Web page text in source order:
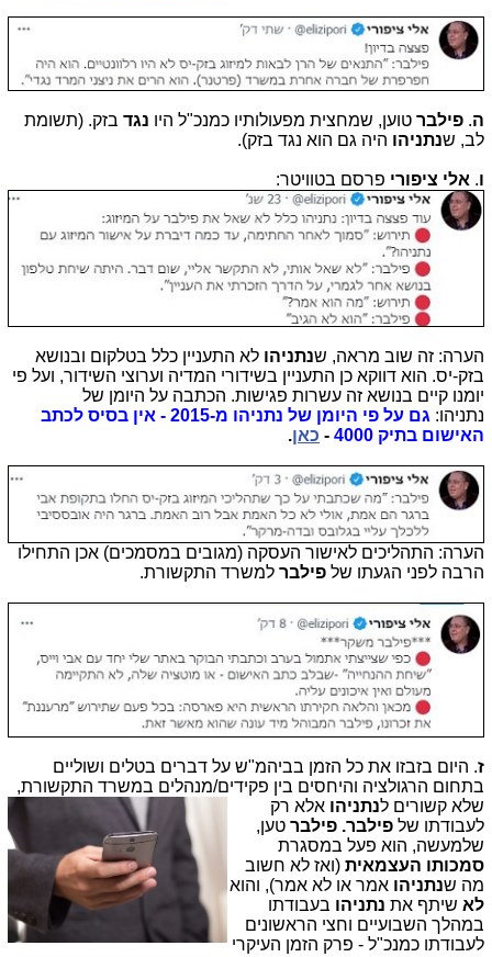
ה. פילבר טוען, שמחצית מפעולותיו כמנכ"ל היו נגד בזק. (תשומת
לב, שנתניהו היה גם הוא נגד בזק).
ו. אלי ציפורי פרסם בטוויטר:
הערה: זה שוב מראה, שנתניהו לא התעניין כלל בטלקום ובנושא
בזק-יס. הוא דווקא כן התעניין בשידורי המדיה וערוצי השידור, ועל פי
יומנו קיים בנושא זה עשרות פגישות. הכתבה על היומן של
נתניהו:
גם על פי היומן של נתניהו מ-2015 - אין בסיס לכתב
האישום בתיק 4000
- כאן.
הערה: התהליכים לאישור העסקה (מגובים במסמכים) אכן התחילו
הרבה לפני הגעתו של פילבר למשרד התקשורת.
ז. היום בזבזו את כל הזמן בביהמ"ש על דברים בטלים ושוליים
בתחום הרגולציה והיחסים בין פקידים/מנהלים במשרד התקשורת,
שלא קשורים לנתניהו אלא רק
לעבודתו של פילבר. פילבר טען,
שלמעשה, הוא פעל במסגרת
סמכותו העצמאית (ואז לא חשוב
מה שנתניהו אמר או לא אמר), והוא
לא שיתף את נתניהו בעבודתו
במהלך השבועיים וחצי הראשונים
לעבודתו כמנכ"ל - פרק הזמן העיקרי